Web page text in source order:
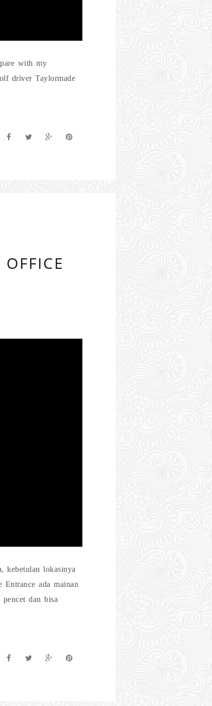
with my
driver Taylormade
kebetulan lokasinya
ada mainan
dan bisa